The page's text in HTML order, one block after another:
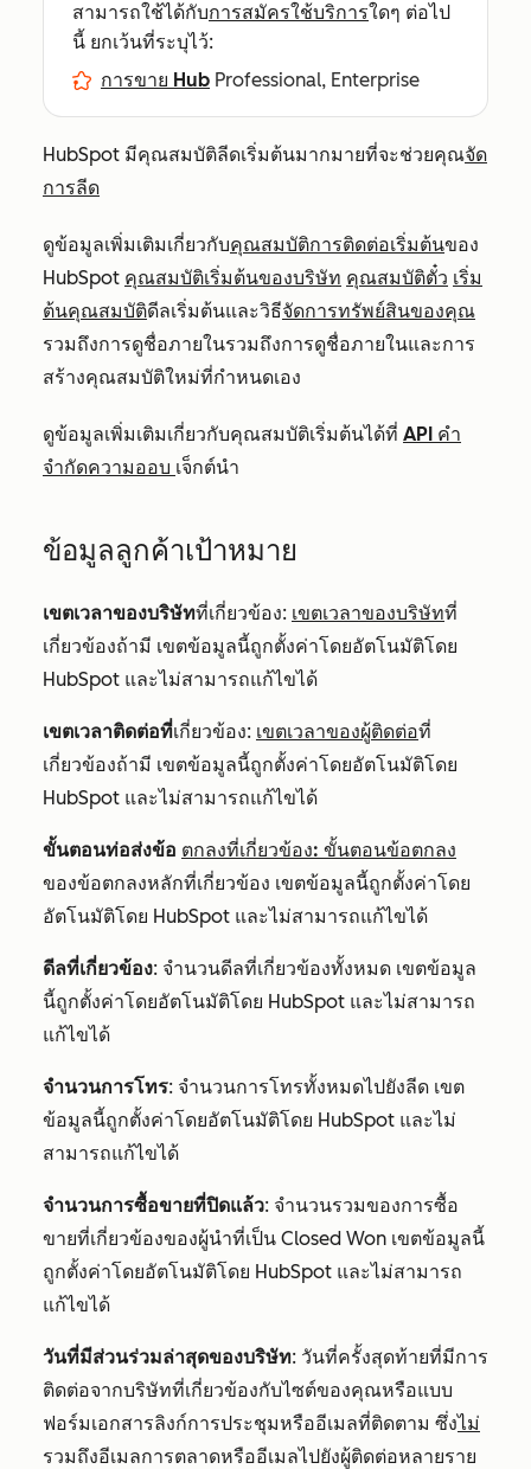
สามารถใช้ได้กับการสมัครใช้บริการใดๆ ต่อไป
นี้ ยกเว้นที่ระบุไว้:
การขาย Hub Professional, Enterprise
HubSpot มีคุณสมบัติลีดเริ่มต้นมากมายที่จะช่วยคุณจัด
การลีด
ดูข้อมูลเพิ่มเติมเกี่ยวกับคุณสมบัติการติดต่อเริ่มต้นของ
HubSpot คุณสมบัติเริ่มต้นของบริษัท คุณสมบัติตั๋ว เริ่ม
ต้นคุณสมบัติดีลเริ่มต้นและวิธีจัดการทรัพย์สินของคุณ
รวมถึงการดูชื่อภายในรวมถึงการดูชื่อภายในและการ
สร้างคุณสมบัติใหม่ที่กำหนดเอง
ดูข้อมูลเพิ่มเติมเกี่ยวกับคุณสมบัติเริ่มต้นได้ที่ API คำ
จำกัดความออบ เจ็กต์นำ
ข้อมูลลูกค้าเป้าหมาย
เขตเวลาของบริษัทที่เกี่ยวข้อง: เขตเวลาของบริษัทที่
เกี่ยวข้องถ้ามี เขตข้อมูลนี้ถูกตั้งค่าโดยอัตโนมัติโดย
HubSpot และไม่สามารถแก้ไขได้
เขตเวลาติดต่อที่เกี่ยวข้อง: เขตเวลาของผู้ติดต่อที่
เกี่ยวข้องถ้ามี เขตข้อมูลนี้ถูกตั้งค่าโดยอัตโนมัติโดย
HubSpot และไม่สามารถแก้ไขได้
ขั้นตอนท่อส่งข้อ ตกลงที่เกี่ยวข้อง: ขั้นตอนข้อตกลง
ของข้อตกลงหลักที่เกี่ยวข้อง เขตข้อมูลนี้ถูกตั้งค่าโดย
อัตโนมัติโดย HubSpot และไม่สามารถแก้ไขได้
ดีลที่เกี่ยวข้อง: จำนวนดีลที่เกี่ยวข้องทั้งหมด เขตข้อมูล
นี้ถูกตั้งค่าโดยอัตโนมัติโดย HubSpot และไม่สามารถ
แก้ไขได้
จำนวนการโทร: จำนวนการโทรทั้งหมดไปยังลีด เขต
ข้อมูลนี้ถูกตั้งค่าโดยอัตโนมัติโดย HubSpot และไม่
สามารถแก้ไขได้
จำนวนการซื้อขายที่ปิดแล้ว: จำนวนรวมของการซื้อ
ขายที่เกี่ยวข้องของผู้นำที่เป็น Closed Won เขตข้อมูลนี้
ถูกตั้งค่าโดยอัตโนมัติโดย HubSpot และไม่สามารถ
แก้ไขได้
วันที่มีส่วนร่วมล่าสุดของบริษัท: วันที่ครั้งสุดท้ายที่มีการ
ติดต่อจากบริษัทที่เกี่ยวข้องกับไซต์ของคุณหรือแบบ
ฟอร์มเอกสารลิงก์การประชุมหรืออีเมลที่ติดตาม ซึ่งไม่
รวมถึงอีเมลการตลาดหรืออีเมลไปยังผู้ติดต่อหลายราย